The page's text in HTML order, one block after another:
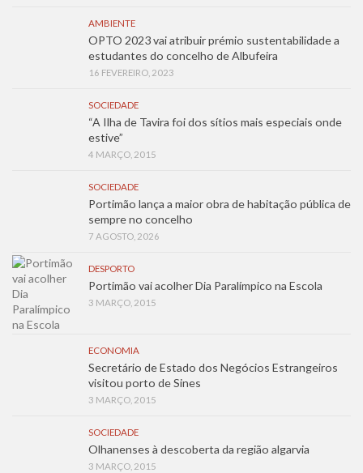
AMBIENTE
OPTO 2023 vai atribuir prémio sustentabilidade a
estudantes do concelho de Albufeira
16 FEVEREIRO, 2023
SOCIEDADE
“A Ilha de Tavira foi dos sítios mais especiais onde
estive”
4 MARÇO, 2015
SOCIEDADE
Portimão lança a maior obra de habitação pública de
sempre no concelho
7 AGOSTO, 2026
DESPORTO
Portimão vai acolher Dia Paralímpico na Escola
3 MARÇO, 2015
ECONOMIA
Secretário de Estado dos Negócios Estrangeiros
visitou porto de Sines
3 MARÇO, 2015
SOCIEDADE
Olhanenses à descoberta da região algarvia
3 MARÇO, 2015